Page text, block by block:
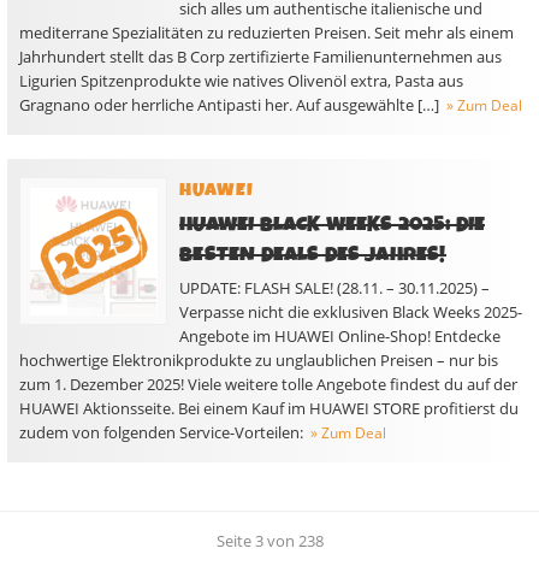
sich alles um authentische italienische und
mediterrane Spezialitäten zu reduzierten Preisen. Seit mehr als einem
Jahrhundert stellt das B Corp zertifizierte Familienunternehmen aus
Ligurien Spitzenprodukte wie natives Olivenöl extra, Pasta aus
Gragnano oder herrliche Antipasti her. Auf ausgewählte […] » Zum Deal
HUAWEI
HUAWEI BLACK WEEKS 2025: DIE
BESTEN DEALS DES JAHRES!
UPDATE: FLASH SALE! (28.11. – 30.11.2025) –
Verpasse nicht die exklusiven Black Weeks 2025-
Angebote im HUAWEI Online-Shop! Entdecke
hochwertige Elektronikprodukte zu unglaublichen Preisen – nur bis
zum 1. Dezember 2025! Viele weitere tolle Angebote findest du auf der
HUAWEI Aktionsseite. Bei einem Kauf im HUAWEI STORE profitierst du
zudem von folgenden Service-Vorteilen: » Zum Deal
Seite 3 von 238